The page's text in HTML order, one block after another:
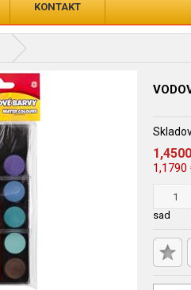
KONTAKT
1,4500
1,1790
sad